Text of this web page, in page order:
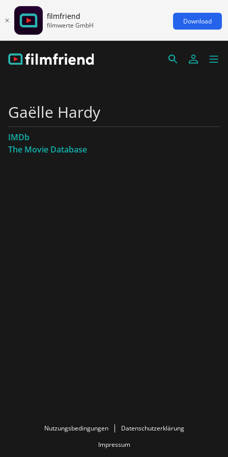
filmfriend
filmwerte GmbH Download
Gaëlle Hardy
IMDb
The Movie Database
Nutzungsbedingungen
Datenschutzerklärung
Impressum